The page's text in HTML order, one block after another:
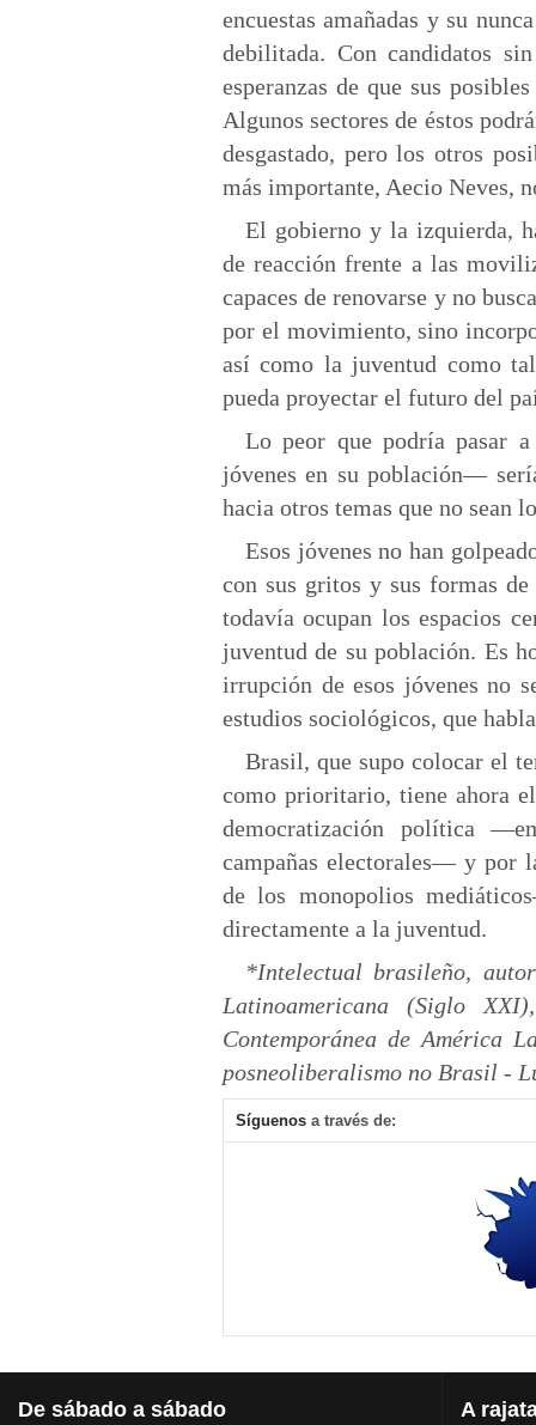
encuestas amañadas y su
debilitada. Con candidatos
esperanzas de que sus
Algunos sectores de éstos
desgastado, pero los otros
más importante, Aecio Neves,
El gobierno y la izquierda,
de reacción frente a las
capaces de renovarse y no
por el movimiento, sino
así como la juventud como
pueda proyectar el futuro del
Lo peor que podría pasar
jóvenes en su población—
hacia otros temas que no sean
Esos jóvenes no han
con sus gritos y sus formas
todavía ocupan los espacios
juventud de su población. Es
irrupción de esos jóvenes no
estudios sociológicos, que
Brasil, que supo colocar el
como prioritario, tiene ahora
democratización política
campañas electorales— y por
de los monopolios
directamente a la juventud.
*Intelectual brasileño,
Latinoamericana (Siglo
Contemporánea de América
posneoliberalismo no Brasil -
Síguenos a través de:
De sábado a sábado A